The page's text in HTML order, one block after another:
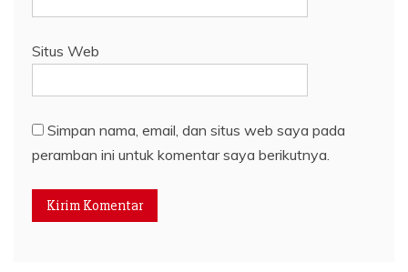
Situs Web
Simpan nama, email, dan situs web saya pada
peramban ini untuk komentar saya berikutnya.